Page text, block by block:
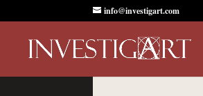
info@investigart.com